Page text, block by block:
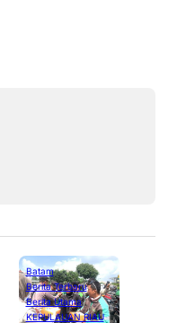
Batam
Berita Terbaru
Berita Utama
KEPULAUAN RIAU